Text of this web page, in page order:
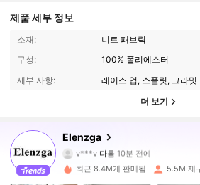
제품 세부 정보
소재:
니트 패브릭
구성:
100% 폴리에스터
세부 사항:
레이스 업, 스플릿, 그라밋
더 보기
Elenzga
v***v다음
f***a가 탐색 중입니다
4.89
3M 팔로워
최근 8.4M개 판매됨 5.5M 재